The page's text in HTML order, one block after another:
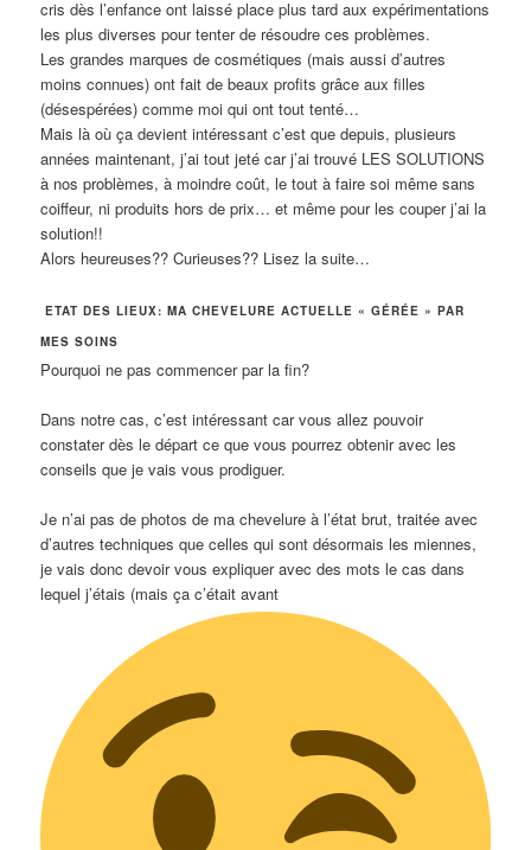
cris dès l’enfance ont laissé place plus tard aux expérimentations
les plus diverses pour tenter de résoudre ces problèmes.
Les grandes marques de cosmétiques (mais aussi d’autres
moins connues) ont fait de beaux profits grâce aux filles
(désespérées) comme moi qui ont tout tenté…
Mais là où ça devient intéressant c’est que depuis, plusieurs
années maintenant, j’ai tout jeté car j’ai trouvé LES SOLUTIONS
à nos problèmes, à moindre coût, le tout à faire soi même sans
coiffeur, ni produits hors de prix… et même pour les couper j’ai la
solution!!
Alors heureuses?? Curieuses?? Lisez la suite…
ETAT DES LIEUX: MA CHEVELURE ACTUELLE « GÉRÉE » PAR
MES SOINS
Pourquoi ne pas commencer par la fin?
Dans notre cas, c’est intéressant car vous allez pouvoir
constater dès le départ ce que vous pourrez obtenir avec les
conseils que je vais vous prodiguer.
Je n’ai pas de photos de ma chevelure à l’état brut, traitée avec
d’autres techniques que celles qui sont désormais les miennes,
je vais donc devoir vous expliquer avec des mots le cas dans
lequel j’étais (mais ça c’était avant